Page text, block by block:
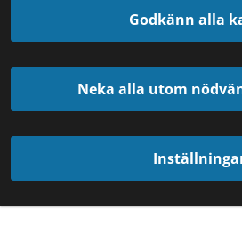
Godkänn alla
Neka alla utom